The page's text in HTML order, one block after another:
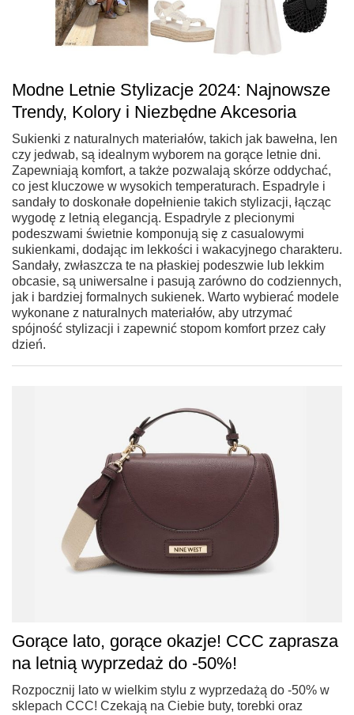
Modne Letnie Stylizacje 2024: Najnowsze
Trendy, Kolory i Niezbędne Akcesoria
Sukienki z naturalnych materiałów, takich jak bawełna, len
czy jedwab, są idealnym wyborem na gorące letnie dni.
Zapewniają komfort, a także pozwalają skórze oddychać,
co jest kluczowe w wysokich temperaturach. Espadryle i
sandały to doskonałe dopełnienie takich stylizacji, łącząc
wygodę z letnią elegancją. Espadryle z plecionymi
podeszwami świetnie komponują się z casualowymi
sukienkami, dodając im lekkości i wakacyjnego charakteru.
Sandały, zwłaszcza te na płaskiej podeszwie lub lekkim
obcasie, są uniwersalne i pasują zarówno do codziennych,
jak i bardziej formalnych sukienek. Warto wybierać modele
wykonane z naturalnych materiałów, aby utrzymać
spójność stylizacji i zapewnić stopom komfort przez cały
dzień.
Gorące lato, gorące okazje! CCC zaprasza
na letnią wyprzedaż do -50%!
Rozpocznij lato w wielkim stylu z wyprzedażą do -50% w
sklepach CCC! Czekają na Ciebie buty, torebki oraz